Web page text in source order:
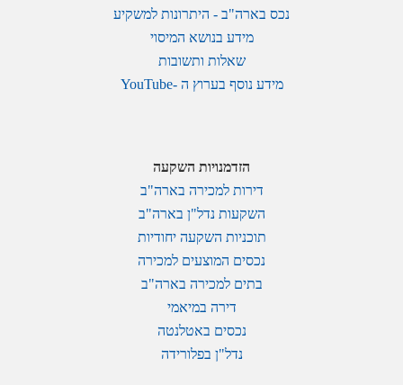
נכס בארה"ב - היתרונות למשקיע
מידע בנושא המיסוי
שאלות ותשובות
מידע נוסף בערוץ ה -YouTube
הזדמנויות השקעה
דירות למכירה בארה"ב
השקעות נדל"ן בארה"ב
תוכניות השקעה יחודיות
נכסים המוצעים למכירה
בתים למכירה בארה"ב
דירה במיאמי
נכסים באטלנטה
נדל"ן בפלורידה